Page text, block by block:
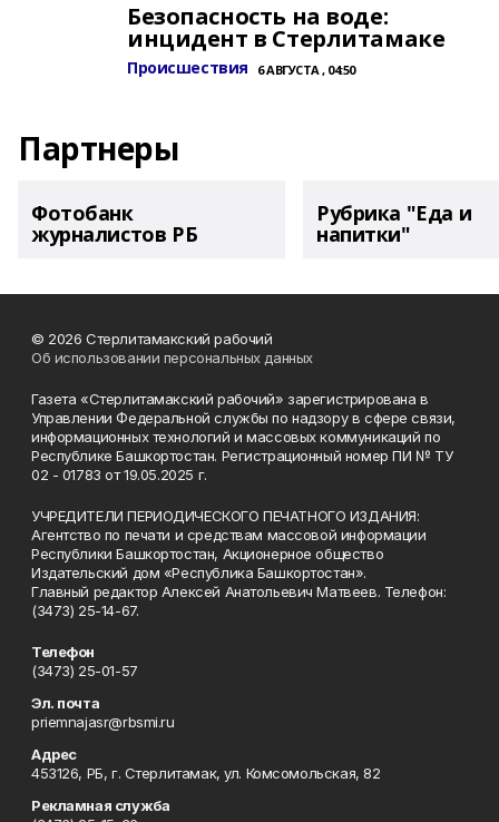
Безопасность на воде:
инцидент в Стерлитамаке
Происшествия 6 АВГУСТА , 04:50
Партнеры
Фотобанк
журналистов РБ
Рубрика "Еда и
напитки"
© 2026 Стерлитамакский рабочий
Об использовании персональных данных
Газета «Стерлитамакский рабочий» зарегистрирована в
Управлении Федеральной службы по надзору в сфере связи,
информационных технологий и массовых коммуникаций по
Республике Башкортостан. Регистрационный номер ПИ № ТУ
02 - 01783 от 19.05.2025 г.
УЧРЕДИТЕЛИ ПЕРИОДИЧЕСКОГО ПЕЧАТНОГО ИЗДАНИЯ:
Агентство по печати и средствам массовой информации
Республики Башкортостан, Акционерное общество
Издательский дом «Республика Башкортостан».
Главный редактор Алексей Анатольевич Матвеев. Телефон:
(3473) 25-14-67.
Телефон
(3473) 25-01-57
Эл. почта
priemnajasr@rbsmi.ru
Адрес
453126, РБ, г. Стерлитамак, ул. Комсомольская, 82
Рекламная служба